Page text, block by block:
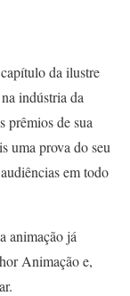
da ilustre
indústria da
prêmios de sua
uma prova do seu
em todo
animação já
Animação e,